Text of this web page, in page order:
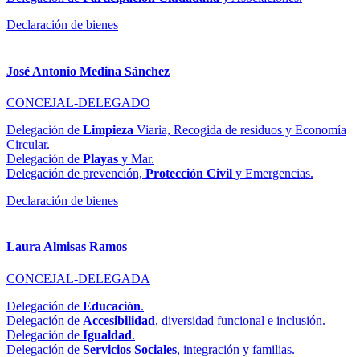
Declaración de bienes
José Antonio Medina Sánchez
CONCEJAL-DELEGADO
Delegación de Limpieza Viaria, Recogida de residuos y Economía
Circular.
Delegación de Playas y Mar.
Delegación de prevención, Protección Civil y Emergencias.
Declaración de bienes
Laura Almisas Ramos
CONCEJAL-DELEGADA
Delegación de Educación.
Delegación de Accesibilidad, diversidad funcional e inclusión.
Delegación de Igualdad.
Delegación de Servicios Sociales, integración y familias.